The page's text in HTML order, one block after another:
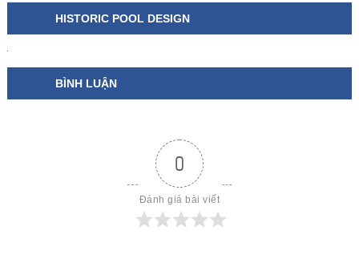
HISTORIC POOL DESIGN
BÌNH LUẬN
0
Đánh giá bài viết